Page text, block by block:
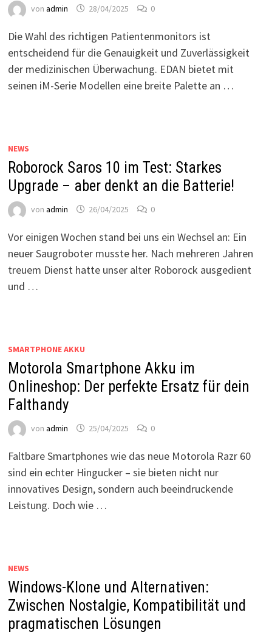
von admin 28/04/2025 0
Die Wahl des richtigen Patientenmonitors ist
entscheidend für die Genauigkeit und Zuverlässigkeit
der medizinischen Überwachung. EDAN bietet mit
seinen iM-Serie Modellen eine breite Palette an …
NEWS
Roborock Saros 10 im Test: Starkes
Upgrade – aber denkt an die Batterie!
von admin 26/04/2025 0
Vor einigen Wochen stand bei uns ein Wechsel an: Ein
neuer Saugroboter musste her. Nach mehreren Jahren
treuem Dienst hatte unser alter Roborock ausgedient
und …
SMARTPHONE AKKU
Motorola Smartphone Akku im
Onlineshop: Der perfekte Ersatz für dein
Falthandy
von admin 25/04/2025 0
Faltbare Smartphones wie das neue Motorola Razr 60
sind ein echter Hingucker – sie bieten nicht nur
innovatives Design, sondern auch beeindruckende
Leistung. Doch wie …
NEWS
Windows-Klone und Alternativen:
Zwischen Nostalgie, Kompatibilität und
pragmatischen Lösungen